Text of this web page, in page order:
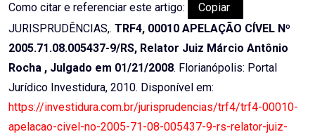
Como citar e referenciar este artigo:
Copiar
JURISPRUDÊNCIAS,. TRF4, 00010 APELAÇÃO CÍVEL Nº
2005.71.08.005437-9/RS, Relator Juiz Márcio Antônio
Rocha , Julgado em 01/21/2008. Florianópolis: Portal
Jurídico Investidura, 2010. Disponível em:
https://investidura.com.br/jurisprudencias/trf4/trf4-00010-
apelacao-civel-no-2005-71-08-005437-9-rs-relator-juiz-